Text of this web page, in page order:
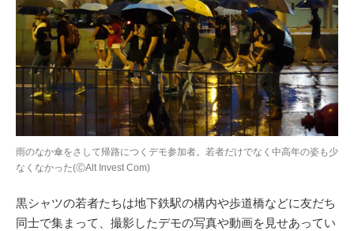
雨のなか傘をさして帰路につくデモ参加者。若者だけでなく中高年の姿も少
なくなかった(ⒸAlt Invest Com)
黒シャツの若者たちは地下鉄駅の構内や歩道橋などに友だち
同士で集まって、撮影したデモの写真や動画を見せあってい